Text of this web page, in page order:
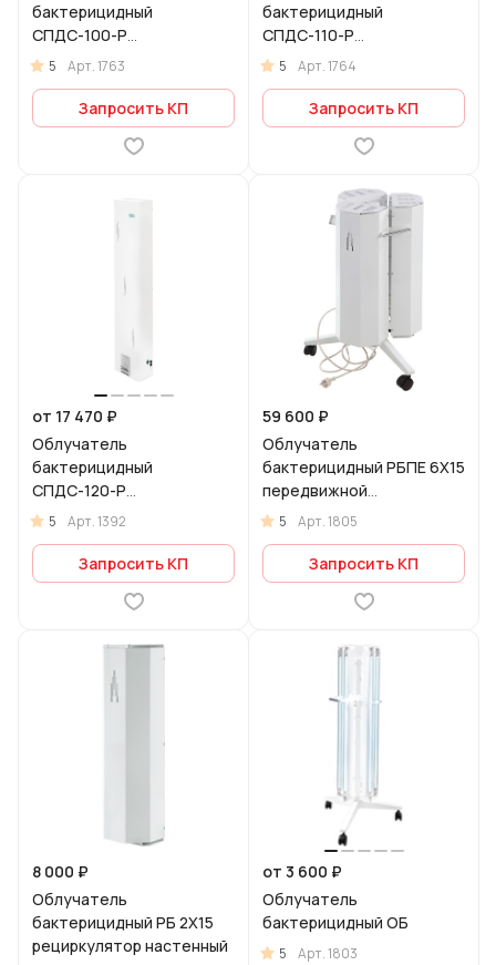
бактерицидный
СПДС-100-Р
рециркулятор
5 Арт.1763
Запросить КП
бактерицидный
СПДС-110-Р
рециркулятор
5 Арт.1764
Запросить КП
от 17 470 ₽
Облучатель
бактерицидный
СПДС-120-Р
рециркулятор
5 Арт.1392
Запросить КП
59 600 ₽
Облучатель
бактерицидный РБПЕ 6Х15
передвижной
рециркулятор
5 Арт.1805
Запросить КП
8 000 ₽
Облучатель
бактерицидный РБ 2Х15
рециркулятор настенный
от 3 600 ₽
Облучатель
бактерицидный ОБ
5 Арт.1803